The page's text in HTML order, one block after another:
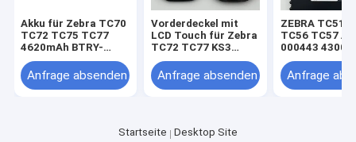
Akku für Zebra TC70
TC72 TC75 TC77
4620mAh BTRY-
TC7X-46MAH-01
Anfrage absenden
Vorderdeckel mit
LCD Touch für Zebra
TC72 TC77 KS3
Version
Anfrage absenden
ZEBRA TC51
TC56 TC57
000443
OEM Neues
Anfrage
Startseite
Desktop Site